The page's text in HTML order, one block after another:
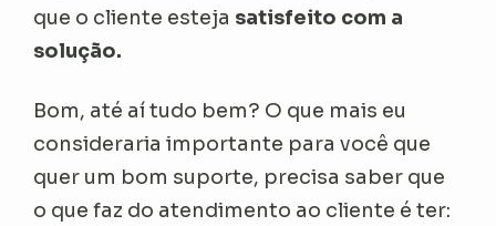
que o cliente esteja satisfeito com a
solução.
Bom, até aí tudo bem? O que mais eu
consideraria importante para você que
quer um bom suporte, precisa saber que
o que faz do atendimento ao cliente é ter: